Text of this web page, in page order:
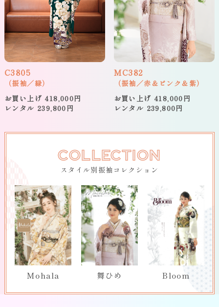
C3805
（振袖／緑）
お買い上げ 418,000円
レンタル 239,800円
MC382
（振袖／赤＆ピンク＆紫）
お買い上げ 418,000円
レンタル 239,800円
COLLECTION
スタイル別振袖コレクション
Mohala 舞ひめ Bloom